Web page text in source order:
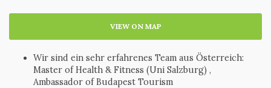
VIEW ON MAP
Wir sind ein sehr erfahrenes Team aus Österreich:
Master of Health & Fitness (Uni Salzburg) ,
Ambassador of Budapest Tourism